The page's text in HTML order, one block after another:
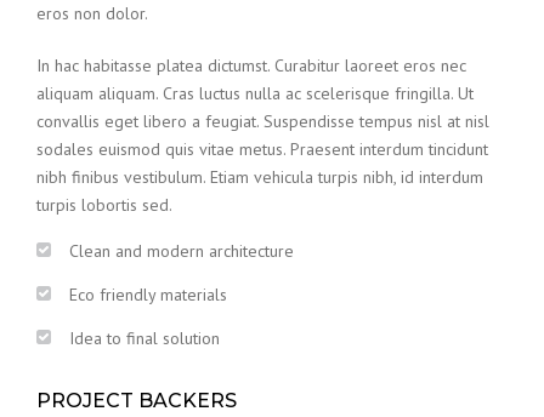
eros non dolor.
In hac habitasse platea dictumst. Curabitur laoreet eros nec
aliquam aliquam. Cras luctus nulla ac scelerisque fringilla. Ut
convallis eget libero a feugiat. Suspendisse tempus nisl at nisl
sodales euismod quis vitae metus. Praesent interdum tincidunt
nibh finibus vestibulum. Etiam vehicula turpis nibh, id interdum
turpis lobortis sed.
Clean and modern architecture
Eco friendly materials
Idea to final solution
PROJECT BACKERS